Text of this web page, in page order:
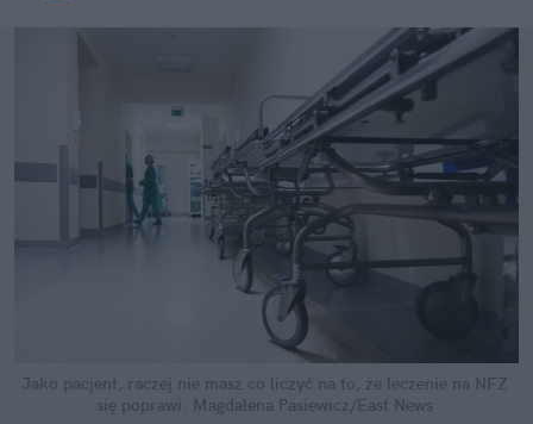
Jako pacjent, raczej nie masz co liczyć na to, że leczenie na NFZ
się poprawi. Magdalena Pasiewicz/East News